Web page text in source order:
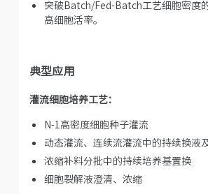
突破Batch/Fed-Batch工艺细胞密度
高细胞活率。
典型应用
灌流细胞培养工艺：
N-1高密度细胞种子灌流
动态灌流、连续流灌流中的持续换液
浓缩补料分批中的持续培养基置换
细胞裂解液澄清、浓缩